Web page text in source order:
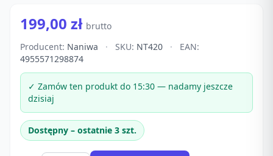
199,00 zł brutto
Producent: Naniwa · SKU: NT420 ·
EAN:
4955571298874
✓ Zamów ten produkt do 15:30 — nadamy jeszcze
dzisiaj
Dostępny – ostatnie 3 szt.